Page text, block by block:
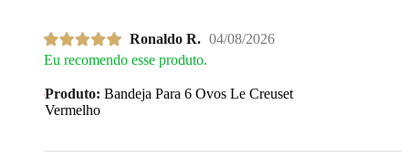
Ronaldo R. 04/08/2026
Eu recomendo esse produto.
Produto: Bandeja Para 6 Ovos Le Creuset
Vermelho